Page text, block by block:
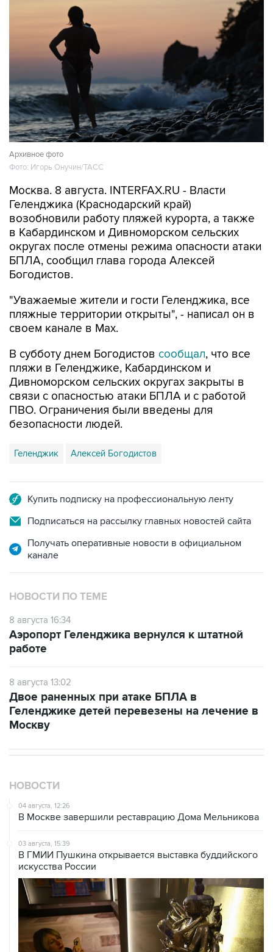
Архивное фото
Фото: Игорь Онучин/ТАСС
Москва. 8 августа. INTERFAX.RU - Власти
Геленджика (Краснодарский край)
возобновили работу пляжей курорта, а также
в Кабардинском и Дивноморском сельских
округах после отмены режима опасности атаки
БПЛА, сообщил глава города Алексей
Богодистов.
"Уважаемые жители и гости Геленджика, все
пляжные территории открыты", - написал он в
своем канале в Max.
В субботу днем Богодистов сообщал, что все
пляжи в Геленджике, Кабардинском и
Дивноморском сельских округах закрыты в
связи с опасностью атаки БПЛА и с работой
ПВО. Ограничения были введены для
безопасности людей.
Геленджик Алексей Богодистов
Купить подписку на профессиональную ленту
Подписаться на рассылку главных новостей сайта
Получать оперативные новости в официальном
канале
НОВОСТИ ПО ТЕМЕ
8 августа 16:34
Аэропорт Геленджика вернулся к штатной
работе
8 августа 13:02
Двое раненных при атаке БПЛА в
Геленджике детей перевезены на лечение в
Москву
НОВОСТИ
04 августа, 12:26
В Москве завершили реставрацию Дома Мельникова
03 августа, 15:39
В ГМИИ Пушкина открывается выставка буддийского
искусства России